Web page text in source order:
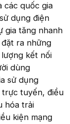
các quốc gia
dụng điện
gia tăng nhanh
ra những
kết nối
dùng
sử dụng
tuyến, điều
hóa trải
kiện mạng